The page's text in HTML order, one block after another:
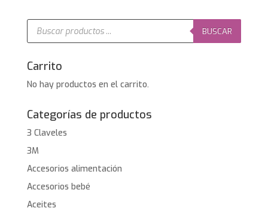
Búsqueda
productos
BUSCAR
Carrito
No hay productos en el carrito.
Categorías de productos
3 Claveles
3M
Accesorios alimentación
Accesorios bebé
Aceites